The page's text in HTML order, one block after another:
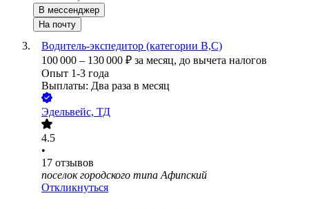
В мессенджер
На почту
Водитель-экспедитор (категории В,С)
100 000 – 130 000 ₽ за месяц, до вычета налогов
Опыт 1-3 года
Выплаты: Два раза в месяц
Эдельвейс, ТД
4.5
•
17 отзывов
поселок городского типа Афипский
Откликнуться